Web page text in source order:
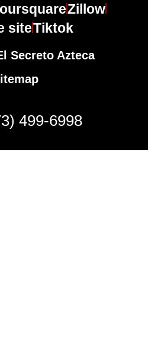
Zillow
siteTiktok
Secreto Azteca
499-6998